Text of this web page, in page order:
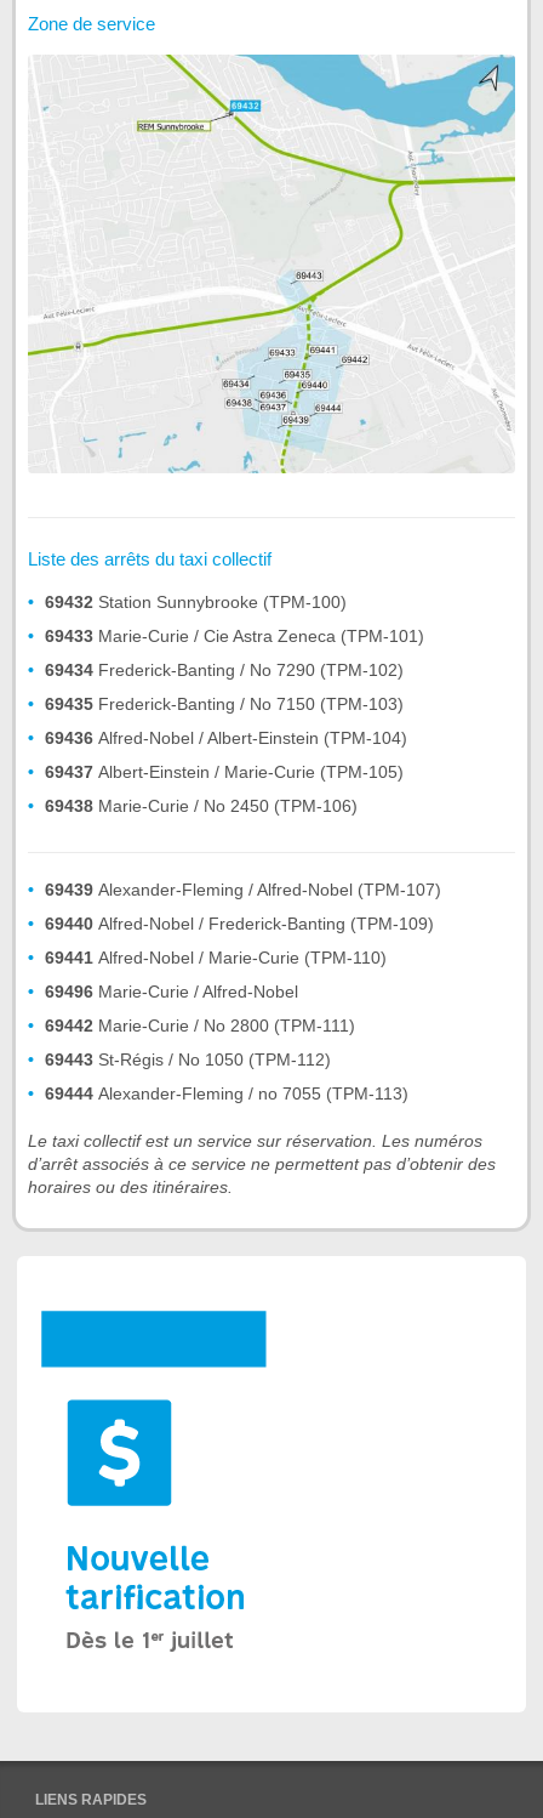
Zone de service
Liste des arrêts du taxi collectif
69432 Station Sunnybrooke (TPM-100)
69433 Marie-Curie / Cie Astra Zeneca (TPM-101)
69434 Frederick-Banting / No 7290 (TPM-102)
69435 Frederick-Banting / No 7150 (TPM-103)
69436 Alfred-Nobel / Albert-Einstein (TPM-104)
69437 Albert-Einstein / Marie-Curie (TPM-105)
69438 Marie-Curie / No 2450 (TPM-106)
69439 Alexander-Fleming / Alfred-Nobel (TPM-107)
69440 Alfred-Nobel / Frederick-Banting (TPM-109)
69441 Alfred-Nobel / Marie-Curie (TPM-110)
69496 Marie-Curie / Alfred-Nobel
69442 Marie-Curie / No 2800 (TPM-111)
69443 St-Régis / No 1050 (TPM-112)
69444 Alexander-Fleming / no 7055 (TPM-113)
Le taxi collectif est un service sur réservation. Les numéros
d’arrêt associés à ce service ne permettent pas d’obtenir des
horaires ou des itinéraires.
LIENS RAPIDES